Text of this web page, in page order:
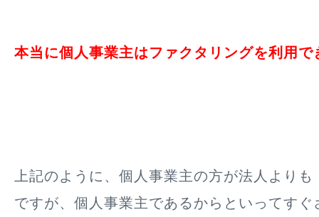
本当に個人事業主はファクタリングを利用で
上記のように、個人事業主の方が法人より
ですが、個人事業主であるからといってすぐ